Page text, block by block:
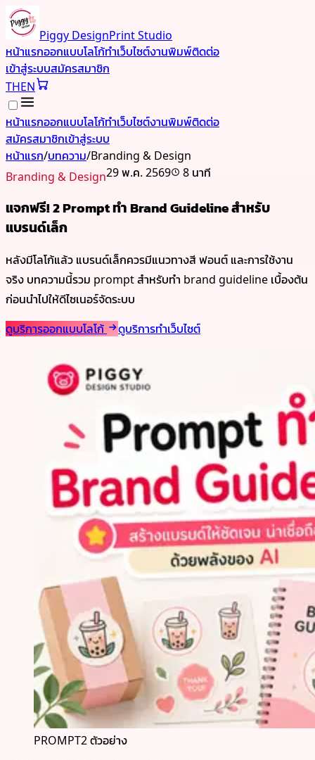
Piggy DesignPrint Studio
หน้าแรกออกแบบโลโก้ทำเว็บไซต์งานพิมพ์ติดต่อ
เข้าสู่ระบบสมัครสมาชิก
THEN
หน้าแรกออกแบบโลโก้ทำเว็บไซต์งานพิมพ์ติดต่อ
สมัครสมาชิกเข้าสู่ระบบ
หน้าแรก/บทความ/Branding & Design
Branding & Design29 พ.ค. 2569 8 นาที
แจกฟรี! 2 Prompt ทำ Brand Guideline สำหรับ
แบรนด์เล็ก
หลังมีโลโก้แล้ว แบรนด์เล็กควรมีแนวทางสี ฟอนต์ และการใช้งาน
จริง บทความนี้รวม prompt สำหรับทำ brand guideline เบื้องต้น
ก่อนนำไปให้ดีไซเนอร์จัดระบบ
ดูบริการออกแบบโลโก้
ดูบริการทำเว็บไซต์
PROMPT2 ตัวอย่าง